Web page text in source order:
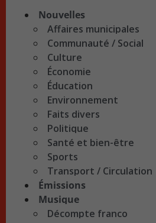
Nouvelles
Affaires municipales
Communauté / Social
Culture
Économie
Éducation
Environnement
Faits divers
Politique
Santé et bien-être
Sports
Transport / Circulation
Émissions
Musique
Décompte franco